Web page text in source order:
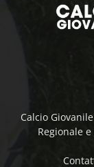
Calcio
Regionale